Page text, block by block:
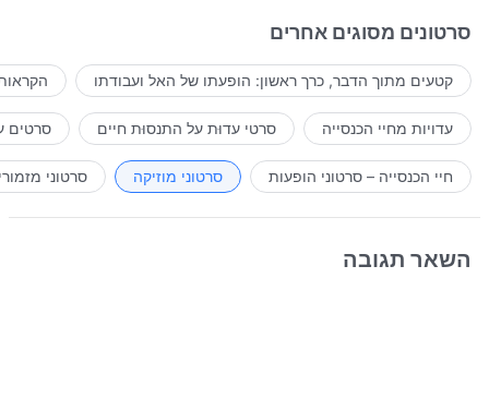
סרטונים מסוגים אחרים
קטעים מתוך הדבר, כרך ראשון: הופעתו של האל ועבודתו
עדויות מחיי הכנסייה סרטי עדוּת על התנסוּת חיים סרטים
חיי הכנסייה – סרטוני הופעות סרטוני מוזיקה סרטוני
השאר תגובה